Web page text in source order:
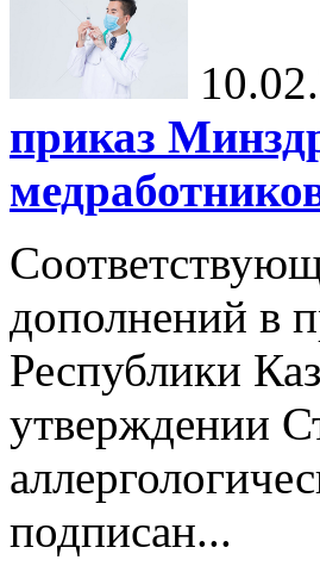
приказ
дополнений в
Республики
утверждении
подписан...